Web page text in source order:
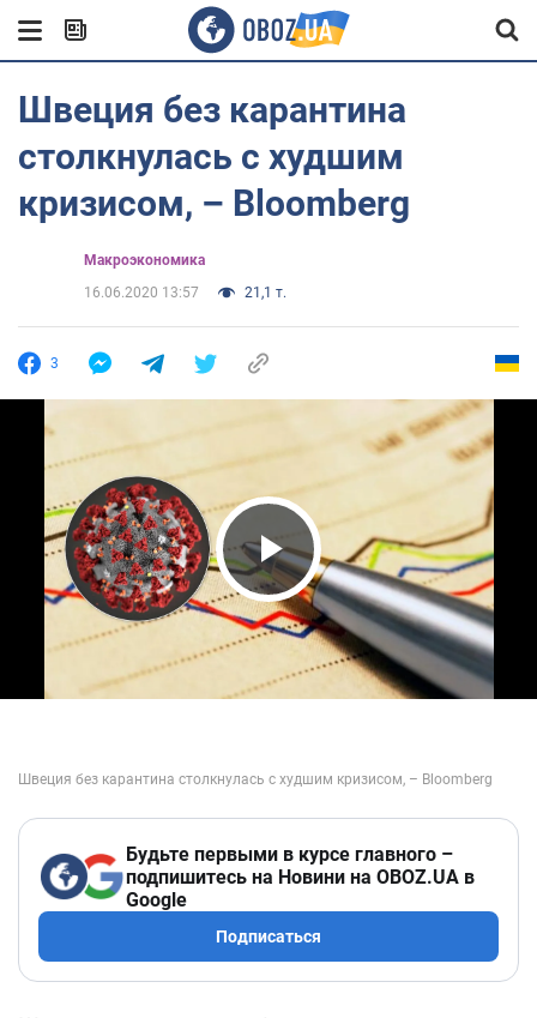
Швеция без карантина
столкнулась с худшим
кризисом, – Bloomberg
Mакроэкономика
16.06.2020 13:57
21,1 т.
3
Play Video
Будьте первыми в курсе главного –
подпишитесь на Новини на OBOZ.UA в
Google
Подписаться